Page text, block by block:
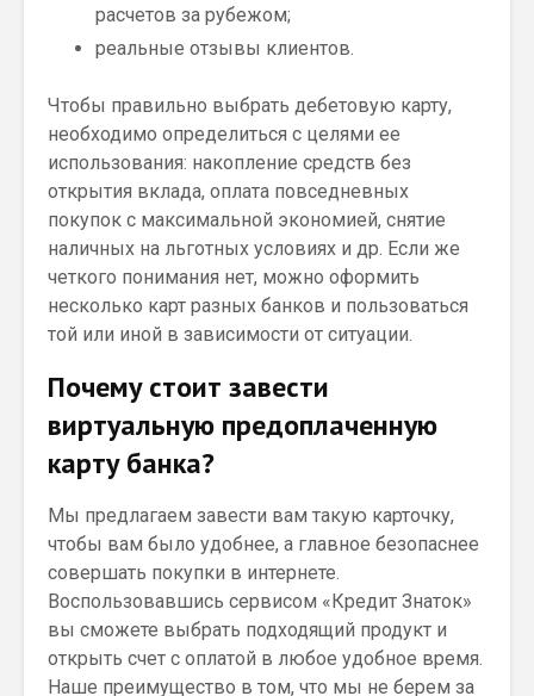
расчетов за рубежом;
реальные отзывы клиентов.
Чтобы правильно выбрать дебетовую карту,
необходимо определиться с целями ее
использования: накопление средств без
открытия вклада, оплата повседневных
покупок с максимальной экономией, снятие
наличных на льготных условиях и др. Если же
четкого понимания нет, можно оформить
несколько карт разных банков и пользоваться
той или иной в зависимости от ситуации.
Почему стоит завести
виртуальную предоплаченную
карту банка?
Мы предлагаем завести вам такую карточку,
чтобы вам было удобнее, а главное безопаснее
совершать покупки в интернете.
Воспользовавшись сервисом «Кредит Знаток»
вы сможете выбрать подходящий продукт и
открыть счет с оплатой в любое удобное время.
Наше преимущество в том, что мы не берем за